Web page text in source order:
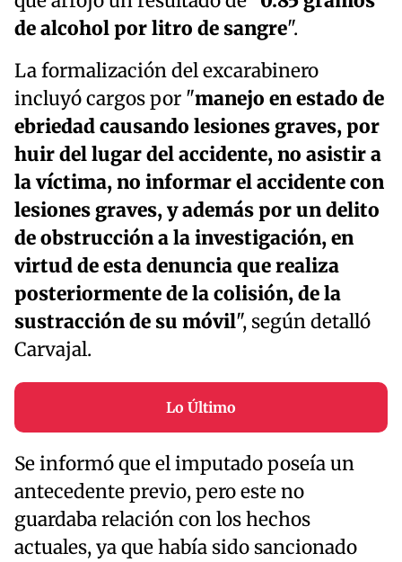
de alcohol por litro de sangre".
La formalización del excarabinero
incluyó cargos por "manejo en estado de
ebriedad causando lesiones graves, por
huir del lugar del accidente, no asistir a
la víctima, no informar el accidente con
lesiones graves, y además por un delito
de obstrucción a la investigación, en
virtud de esta denuncia que realiza
posteriormente de la colisión, de la
sustracción de su móvil", según detalló
Carvajal.
Lo Último
Se informó que el imputado poseía un
antecedente previo, pero este no
guardaba relación con los hechos
actuales, ya que había sido sancionado